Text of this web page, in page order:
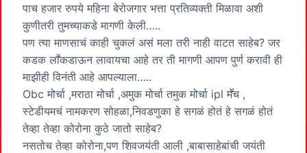
पाच हजार रुपये महिना बेरोजगार भत्ता प्रतिव्यक्ती मिळावा अशी
कुणीतरी तुमच्याकडे मागणी केली…..
पण त्या माणसाचं काही चुकलं असं मला तरी नाही वाटत साहेब? जर
कडक लाॕकडाऊन लावायचा आहे तर ती मागणी आपण पुर्ण करावी ही
माझीही विनंती आहे आपल्याला…..
Obc मोर्चा ,मराठा मोर्चा ,अमुक मोर्चा तमुक मोर्चा ipl मॕच ,
स्टेडीयमचं नामकरण सोहळा,निवडणुका हे सगळं होतं हे सगळं होतं
तेव्हा तेव्हा कोरोना कुठे जातो साहेब?
नसतोच तेव्हा कोरोना,पण शिवजयंती आली ,बाबासाहेबांची जयंती